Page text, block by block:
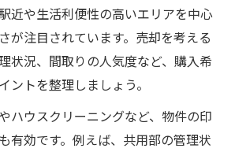
近や生活利便性の高いエリアを中心
が注目されています。売却を考える
状況、間取りの人気度など、購入希
ントを整理しましょう。
ハウスクリーニングなど、物件の印
有効です。例えば、共用部の管理状